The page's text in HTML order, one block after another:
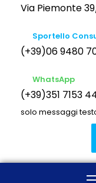
Via Piemonte
Sportello
(+39)06 9480
WhatsApp
(+39)351 7153
solo messaggi